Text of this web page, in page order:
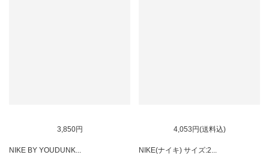
3,850円
NIKE BY YOUDUNK...
4,053円(送料込)
NIKE(ナイキ) サイズ:2...